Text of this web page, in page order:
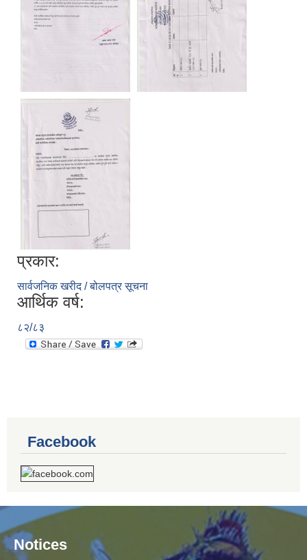
प्रकार:
सार्वजनिक खरीद / बोलपत्र सूचना
आर्थिक वर्ष:
८२/८३
Facebook
Notices